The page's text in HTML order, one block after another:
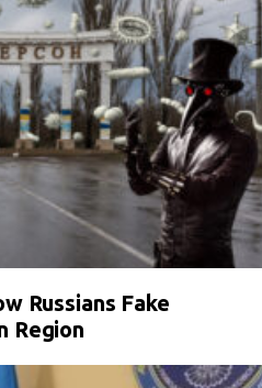
Russians Fake
Region